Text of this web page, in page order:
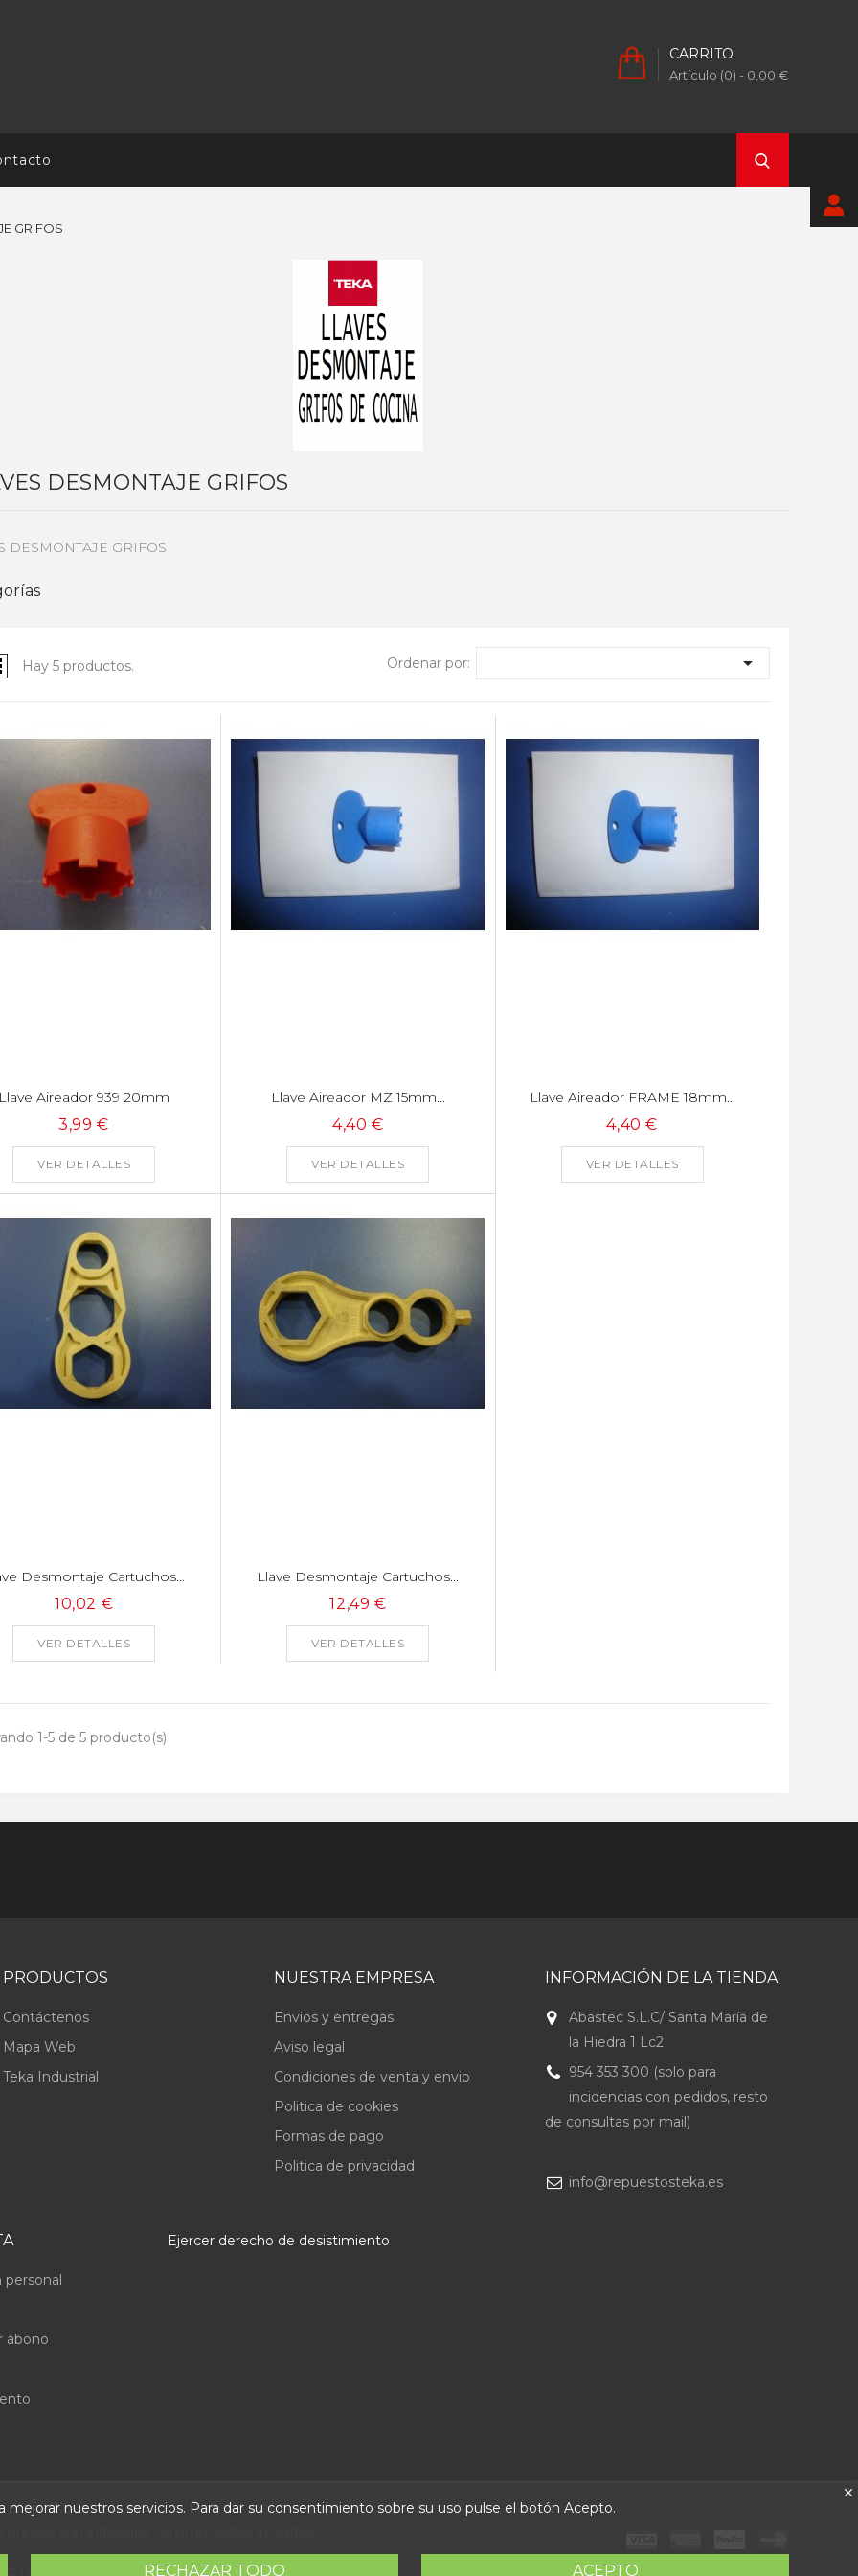
CARRITO
Artículo (0) - 0,00 €
GRIFOS
DESMONTAJE GRIFOS
DESMONTAJE GRIFOS
Hay 5 productos. Ordenar por: 
Aireador 939 20mm
3,99 €
VER DETALLES
Llave Aireador MZ 15mm...
4,40 €
VER DETALLES
Llave Aireador FRAME 18mm...
4,40 €
VER DETALLES
Desmontaje Cartuchos...
10,02 €
VER DETALLES
Llave Desmontaje Cartuchos...
12,49 €
VER DETALLES
1-5 de 5 producto(s)
PRODUCTOS
Contáctenos
Mapa Web
Teka Industrial
NUESTRA EMPRESA
Envios y entregas
Aviso legal
Condiciones de venta y envio
Politica de cookies
Formas de pago
Politica de privacidad
INFORMACIÓN DE LA TIENDA
Abastec S.L.C/ Santa María de
la Hiedra 1 Lc2
954 353 300 (solo para
incidencias con pedidos, resto
de consultas por mail)
info@repuestosteka.es
nuestros servicios. Para dar su consentimiento sobre su uso pulse el botón Acepto.
RECHAZAR TODO ACEPTO
abono
Ejercer derecho de desistimiento